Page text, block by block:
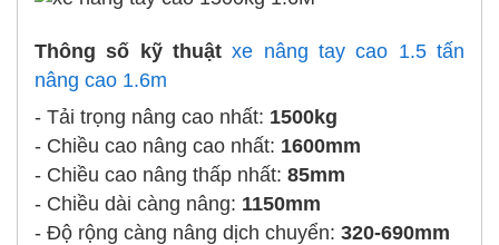
Thông số kỹ thuậtxe nâng tay cao 1.5 tấn
nâng cao 1.6m
- Tải trọng nâng cao nhất: 1500kg
- Chiều cao nâng cao nhất: 1600mm
- Chiều cao nâng thấp nhất: 85mm
- Chiều dài càng nâng: 1150mm
- Độ rộng càng nâng dịch chuyển: 320-690mm